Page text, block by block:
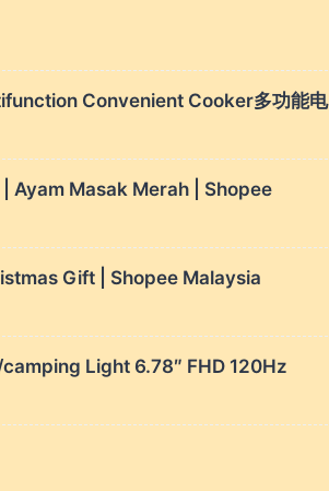
Convenient Cooker多功能电
Ayam Masak Merah | Shopee
Gift | Shopee Malaysia
Light 6.78″ FHD 120Hz